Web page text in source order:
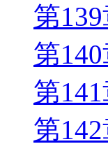
第
第
第
第